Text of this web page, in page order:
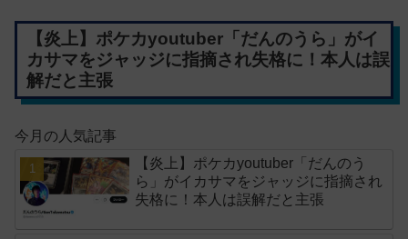
【炎上】ポケカyoutuber「だんのうら」がイ
カサマをジャッジに指摘され失格に！本人は誤
解だと主張
今月の人気記事
【炎上】ポケカyoutuber「だんのう
ら」がイカサマをジャッジに指摘され
失格に！本人は誤解だと主張